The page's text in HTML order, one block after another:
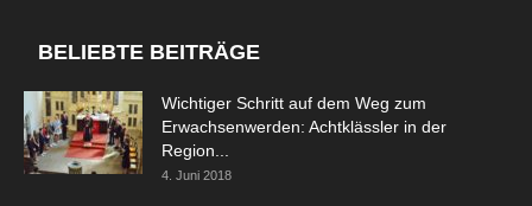
BELIEBTE BEITRÄGE
Wichtiger Schritt auf dem Weg zum
Erwachsenwerden: Achtklässler in der
Region...
4. Juni 2018